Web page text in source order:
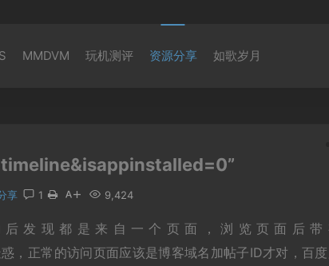
MMDVM 玩机测评 资源分享 如歌岁月
享 1 9,424
发现都是来自一个页面，浏览页面后带
，正常的访问页面应该是博客域名加帖子ID才对，百